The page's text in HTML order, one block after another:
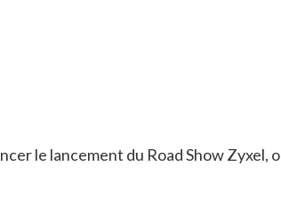
le lancement du Road Show